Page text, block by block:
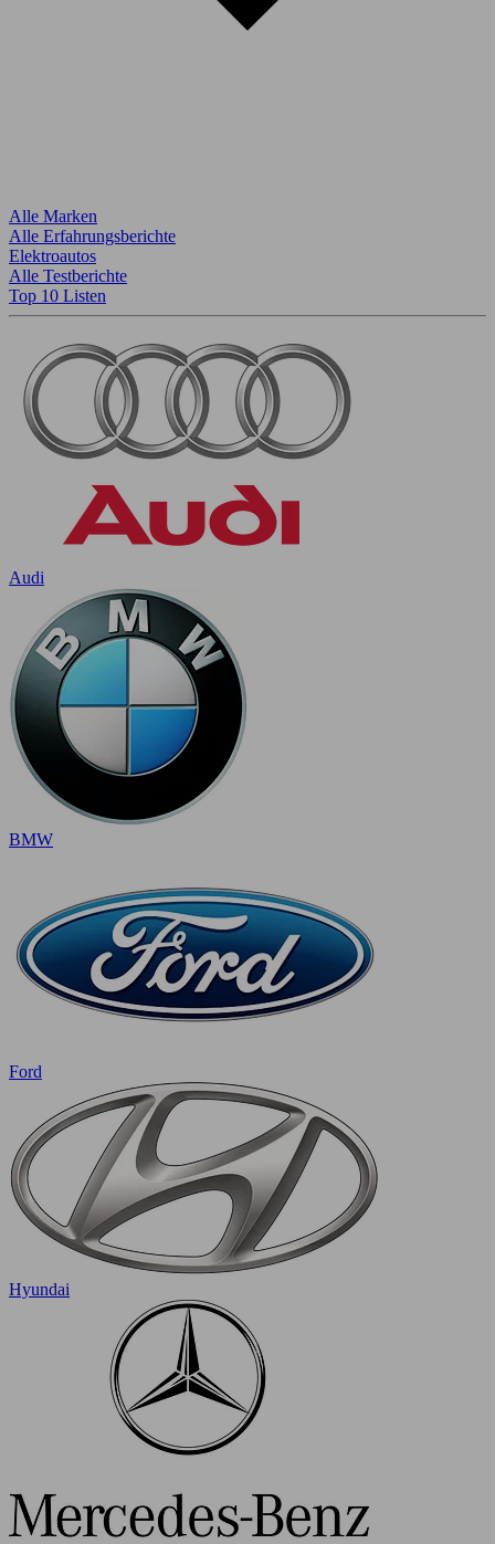
Alle Marken
Alle Erfahrungsberichte
Elektroautos
Alle Testberichte
Top 10 Listen
Audi
BMW
Ford
Hyundai